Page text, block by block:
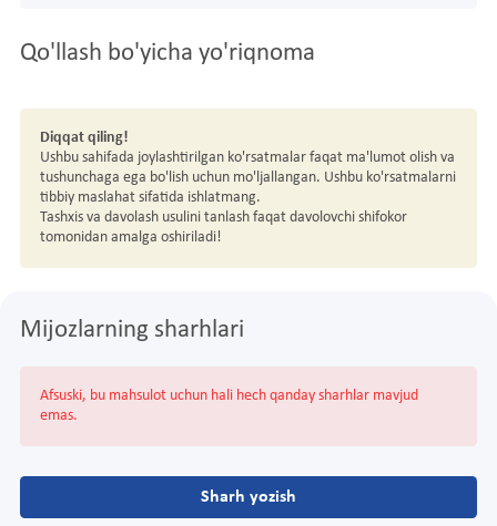
Qo'llash bo'yicha yo'riqnoma
Diqqat qiling!
Ushbu sahifada joylashtirilgan ko'rsatmalar faqat ma'lumot olish va
tushunchaga ega bo'lish uchun mo'ljallangan. Ushbu ko'rsatmalarni
tibbiy maslahat sifatida ishlatmang.
Tashxis va davolash usulini tanlash faqat davolovchi shifokor
tomonidan amalga oshiriladi!
Mijozlarning sharhlari
Afsuski, bu mahsulot uchun hali hech qanday sharhlar mavjud
emas.
Sharh yozish